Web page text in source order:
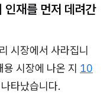
재를 먼저 데려간
시장에서 사라집니
시장에 나온 지 10
타났습니다.